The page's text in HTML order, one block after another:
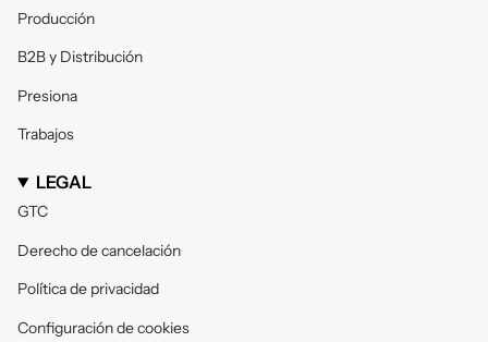
Producción
B2B y Distribución
Presiona
Trabajos
LEGAL
GTC
Derecho de cancelación
Política de privacidad
Configuración de cookies